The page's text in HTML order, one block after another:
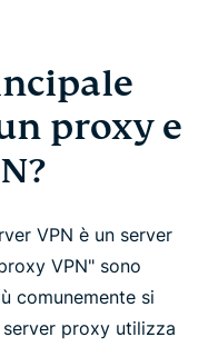
proxy e
VPN è un server
VPN" sono
comunemente si
server proxy utilizza